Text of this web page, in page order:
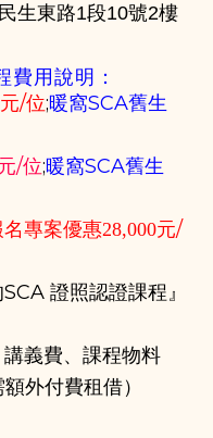
生東路1段10號2樓
費用說明：
/位;暖窩SCA舊生
/位;暖窩SCA舊生
專案優惠28,000元/
證照認證課程』
講義費、課程物料
外付費租借）